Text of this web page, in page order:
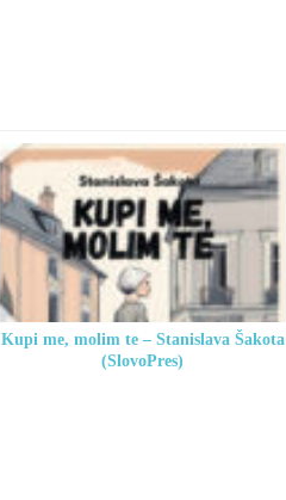
Kupi me, molim te – Stanislava Šakota
(SlovoPres)